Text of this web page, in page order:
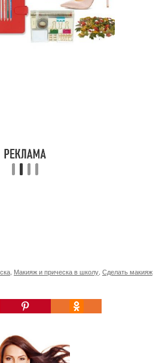
Макияж и прическа в школу Сделать макияж